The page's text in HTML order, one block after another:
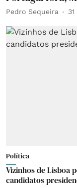
Pedro Sequeira
Política
Vizinhos de Lisboa
candidatos